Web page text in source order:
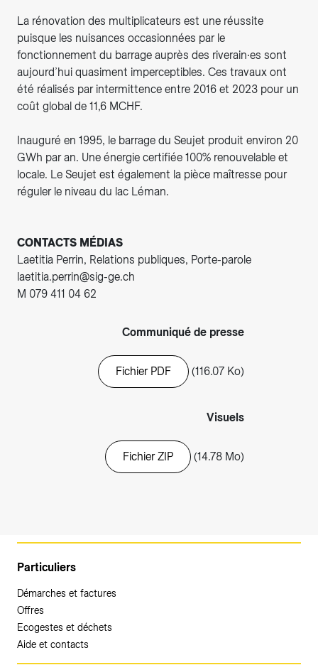
La rénovation des multiplicateurs est une réussite
puisque les nuisances occasionnées par le
fonctionnement du barrage auprès des riverain∙es sont
aujourd’hui quasiment imperceptibles. Ces travaux ont
été réalisés par intermittence entre 2016 et 2023 pour un
coût global de 11,6 MCHF.
Inauguré en 1995, le barrage du Seujet produit environ 20
GWh par an. Une énergie certifiée 100% renouvelable et
locale. Le Seujet est également la pièce maîtresse pour
réguler le niveau du lac Léman.
CONTACTS MÉDIAS
Laetitia Perrin, Relations publiques, Porte-parole
laetitia.perrin@sig-ge.ch
M 079 411 04 62
Communiqué de presse
Fichier PDF (116.07 Ko)
Visuels
Fichier ZIP (14.78 Mo)
Particuliers
Démarches et factures
Offres
Ecogestes et déchets
Aide et contacts